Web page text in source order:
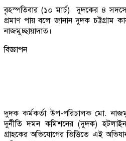
বৃহস্পতিবার (১০ মার্চ) দুদকের ৪
প্রমাণ পায় বলে জানান দুদক চট্টগ্রাম
নাজমুচ্ছায়াদাত।
বিজ্ঞাপন
দুদক কর্মকর্তা উপ-পরিচালক মো.
দুর্নীতি দমন কমিশনের (দুদক)
গ্রাহকের অভিযোগের ভিত্তিতে এই